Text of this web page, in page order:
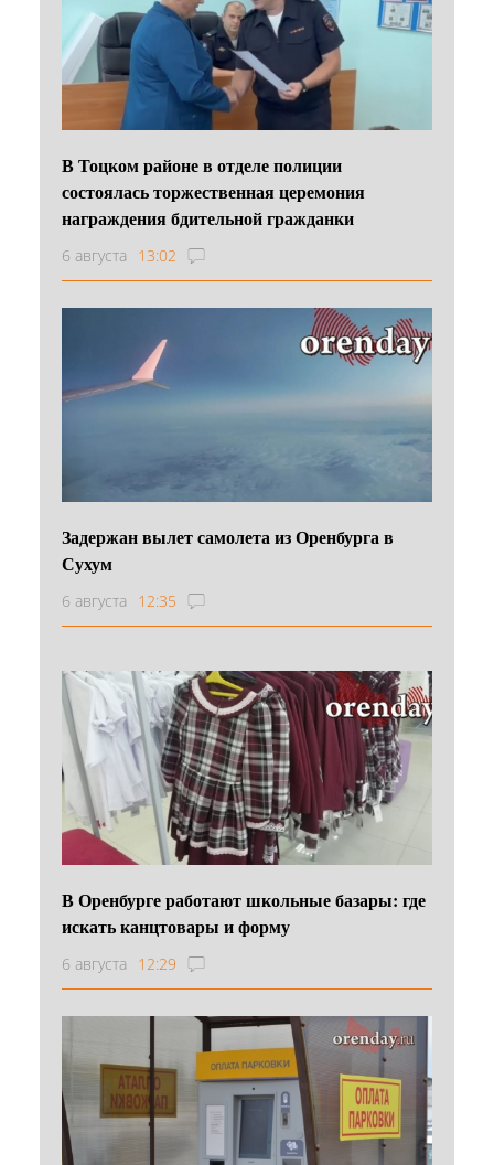
В Тоцком районе в отделе полиции
состоялась торжественная церемония
награждения бдительной гражданки
6 августа 13:02
Задержан вылет самолета из Оренбурга в
Сухум
6 августа 12:35
В Оренбурге работают школьные базары: где
искать канцтовары и форму
6 августа 12:29